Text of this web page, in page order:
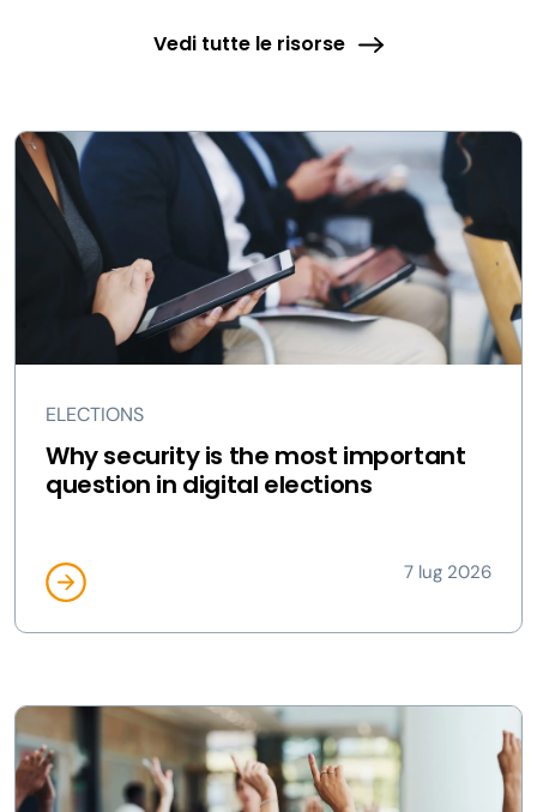
Vedi tutte le risorse
ELECTIONS
Why security is the most important
question in digital elections
7 lug 2026